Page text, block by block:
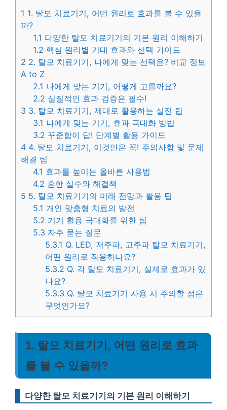
1 1. 탈모 치료기기, 어떤 원리로 효과를 볼 수 있을
까?
1.1 다양한 탈모 치료기기의 기본 원리 이해하기
1.2 핵심 원리별 기대 효과와 선택 가이드
2 2. 탈모 치료기기, 나에게 맞는 선택은? 비교 정보
A to Z
2.1 나에게 맞는 기기, 어떻게 고를까요?
2.2 실질적인 효과 검증은 필수!
3 3. 탈모 치료기기, 제대로 활용하는 실전 팁
3.1 나에게 맞는 기기, 효과 극대화 방법
3.2 꾸준함이 답! 단계별 활용 가이드
4 4. 탈모 치료기기, 이것만은 꼭! 주의사항 및 문제
해결 팁
4.1 효과를 높이는 올바른 사용법
4.2 흔한 실수와 해결책
5 5. 탈모 치료기기의 미래 전망과 활용 팁
5.1 개인 맞춤형 치료의 발전
5.2 기기 활용 극대화를 위한 팁
5.3 자주 묻는 질문
5.3.1 Q. LED, 저주파, 고주파 탈모 치료기기,
어떤 원리로 작용하나요?
5.3.2 Q. 각 탈모 치료기기, 실제로 효과가 있
나요?
5.3.3 Q. 탈모 치료기기 사용 시 주의할 점은
무엇인가요?
1. 탈모 치료기기, 어떤 원리로 효과
를 볼 수 있을까?
다양한 탈모 치료기기의 기본 원리 이해하기